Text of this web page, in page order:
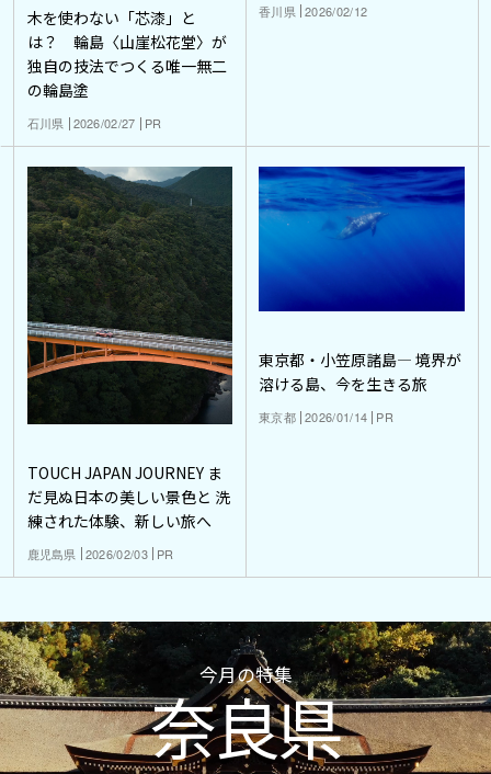
木を使わない「芯漆」と
は？ 輪島〈山崖松花堂〉が
独自の技法でつくる唯一無二
の輪島塗
石川県 2026/02/27 PR
香川県 2026/02/12
TOUCH JAPAN JOURNEY ま
だ見ぬ日本の美しい景色と 洗
練された体験、新しい旅へ
鹿児島県 2026/02/03 PR
東京都・小笠原諸島― 境界が
溶ける島、今を生きる旅
東京都 2026/01/14 PR
今月の特集
奈良県